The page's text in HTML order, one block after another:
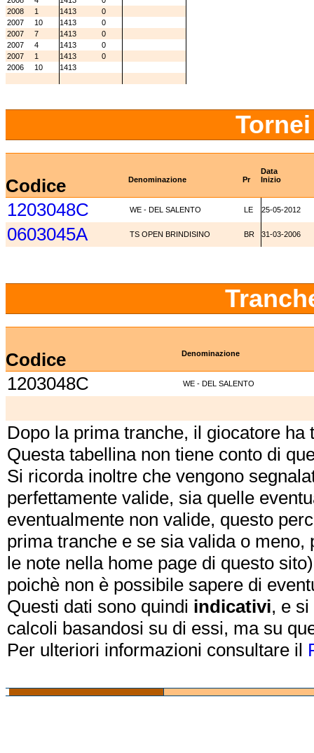
2008
1 1413
0
2007
10 1413
0
2007
7 1413
0
2007
4 1413
0
2007
1 1413
0
2006
10 1413
Data
Codice Denominazione Pr Inizio
1203048C WE - DEL SALENTO LE 25-05-2012
0603045A TS OPEN BRINDISINO BR 31-03-2006
Codice Denominazione
1203048C WE - DEL SALENTO
Dopo la prima tranche, il giocatore
Questa tabellina non tiene conto di
Si ricorda inoltre che vengono
perfettamente valide, sia quelle
eventualmente non valide, questo
prima tranche e se sia valida o
le note nella home page di questo
poichè non è possibile sapere di
Questi dati sono quindi indicativi, e
calcoli basandosi su di essi, ma su
Per ulteriori informazioni consultare il